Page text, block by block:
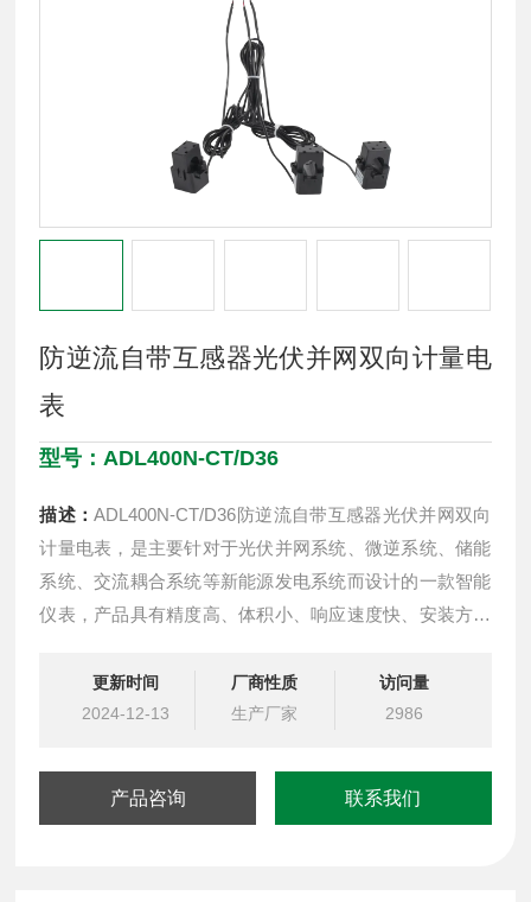
防逆流自带互感器光伏并网双向计量电
表
型号：ADL400N-CT/D36
描述：ADL400N-CT/D36防逆流自带互感器光伏并网双向
计量电表，是主要针对于光伏并网系统、微逆系统、储能
系统、交流耦合系统等新能源发电系统而设计的一款智能
仪表，产品具有精度高、体积小、响应速度快、安装方便
者能量管理系统（EMS）与之进行通讯，根据实时功率及
累计电能实现防逆流、调节发电量、电池充放电等功能，
更新时间
2024-12-13
厂商性质
生产厂家
访问量
2986
产品咨询 联系我们